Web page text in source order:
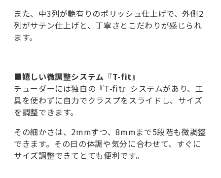
また、中3列が艶有りのポリッシュ仕上げで、外側2
列がサテン仕上げと、丁寧さとこだわりが感じられ
ます。
■嬉しい微調整システム『T-fit』
チューダーには独自の『T-fit』システムがあり、工
具を使わずに自力でクラスプをスライドし、サイズ
を調整できます。
その細かさは、2mmずつ、8mmまで5段階も微調整
できます。その日の体調や気分に合わせて、すぐに
サイズ調整できてとても便利です。